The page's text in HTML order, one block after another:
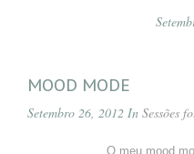
MOOD MODE
Setembro 26, 2012 In Sessões
O meu mood